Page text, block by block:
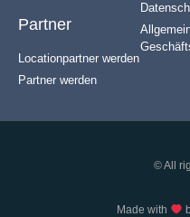
Partner
Locationpartner werden
Partner werden
© All
Made with